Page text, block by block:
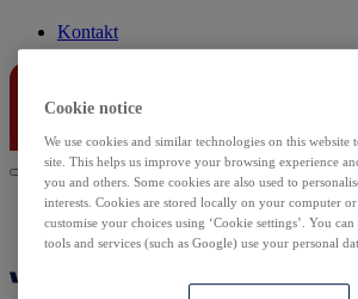
Kontakt
Cookie notice
We use cookies and similar technologies on this
site. This helps us improve your browsing experience
you and others. Some cookies are also used to
interests. Cookies are stored locally on your computer
customise your choices using ‘Cookie settings’. You
tools and services (such as Google) use your personal